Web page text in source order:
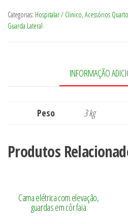
Rebatível
Categorias: Hospitalar / Clinico, Acessórios Quarto
Guarda Lateral
INFORMAÇÃO
Peso 3 kg
Produtos
Cama elétrica com elevação,
guardas em côr faia